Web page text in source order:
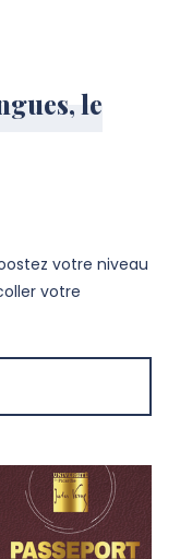
le
votre niveau
votre